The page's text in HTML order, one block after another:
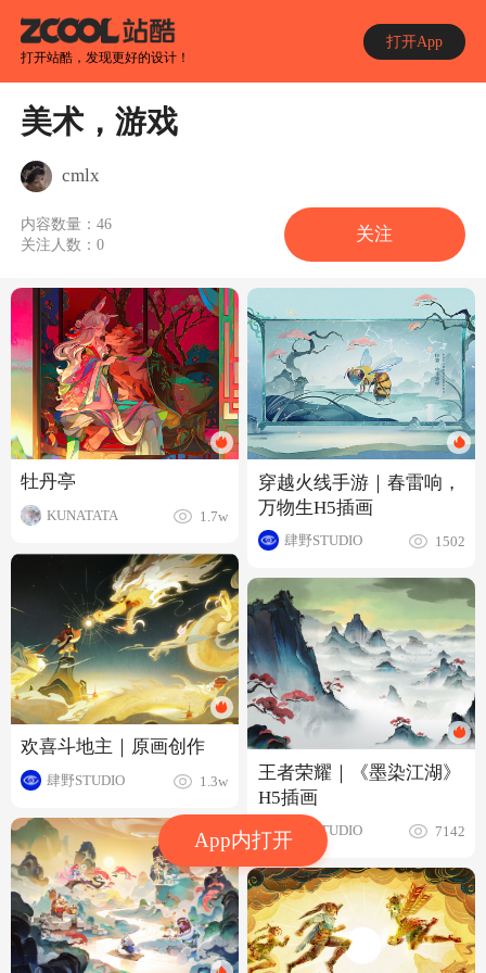
打开站酷，发现更好的设计！
打开App
App内打开
美术，游戏
cmlx
内容数量：46
关注人数：0
关注
牡丹亭
KUNATATA 1.7w
欢喜斗地主｜原画创作
肆野STUDIO 1.3w
穿越火线手游｜春雷响，
万物生H5插画
肆野STUDIO 1502
王者荣耀｜《墨染江湖》
H5插画
肆野STUDIO 7142